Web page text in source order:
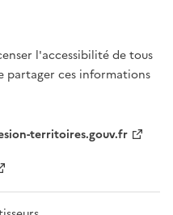
l'accessibilité de tous
partager ces informations
territoires.gouv.fr